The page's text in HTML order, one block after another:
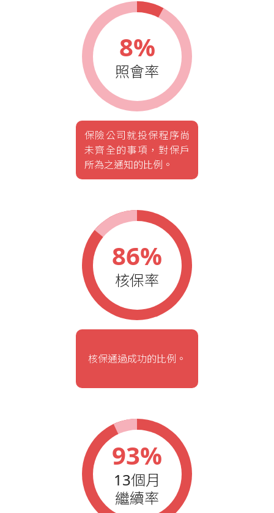
8%
照會率
保險公司就投保程序尚
未齊全的事項，對保戶
所為之通知的比例。
86%
核保率
核保通過成功的比例。
93%
13個月
繼續率